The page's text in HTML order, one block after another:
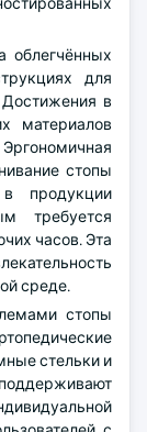
облегчённых
для
в
материалов
стопы
продукции
требуется
часов. Эта
среде.
стопы
стельки и